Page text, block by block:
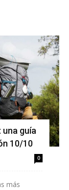
una guía
10/10
0
más